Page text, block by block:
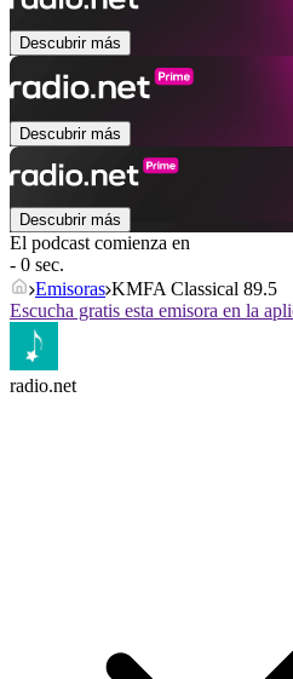
Descubrir más
Descubrir más
Descubrir más
El podcast comienza en
- 0 sec.
Emisoras KMFA Classical 89.5
Escucha gratis esta emisora en la
radio.net